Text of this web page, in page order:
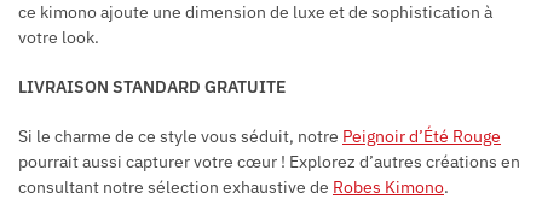
ce kimono ajoute une dimension de luxe et de sophistication à
votre look.
LIVRAISON STANDARD GRATUITE
Si le charme de ce style vous séduit, notre Peignoir d’Été Rouge
pourrait aussi capturer votre cœur ! Explorez d’autres créations en
consultant notre sélection exhaustive de Robes Kimono.